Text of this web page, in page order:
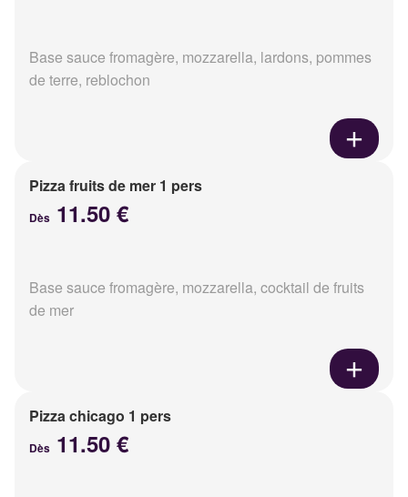
Base sauce fromagère, mozzarella, lardons, pommes
de terre, reblochon
Pizza fruits de mer 1 pers
Dès 11.50 €
Base sauce fromagère, mozzarella, cocktail de fruits
de mer
Pizza chicago 1 pers
Dès 11.50 €